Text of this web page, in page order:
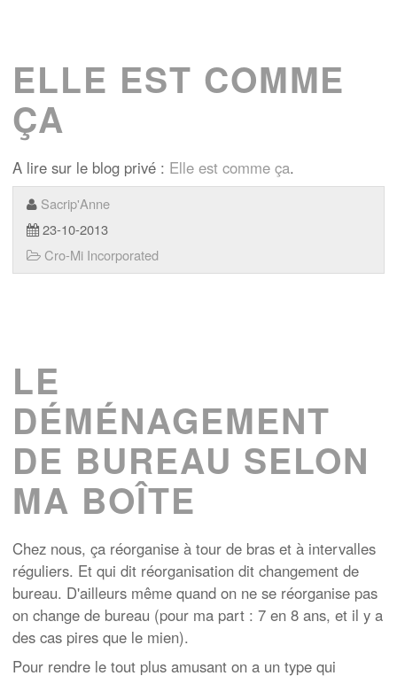
ELLE EST COMME
ÇA
A lire sur le blog privé : Elle est comme ça.
Sacrip'Anne
23-10-2013
Cro-Mi Incorporated
LE
DÉMÉNAGEMENT
DE BUREAU SELON
MA BOÎTE
Chez nous, ça réorganise à tour de bras et à intervalles
réguliers. Et qui dit réorganisation dit changement de
bureau. D'ailleurs même quand on ne se réorganise pas
on change de bureau (pour ma part : 7 en 8 ans, et il y a
des cas pires que le mien).
Pour rendre le tout plus amusant on a un type qui